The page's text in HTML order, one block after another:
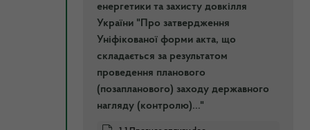
енергетики та захисту довкілля
України "Про затвердження
Уніфікованої форми акта, що
складається за результатом
проведення планового
(позапланового) заходу державного
нагляду (контролю)..."